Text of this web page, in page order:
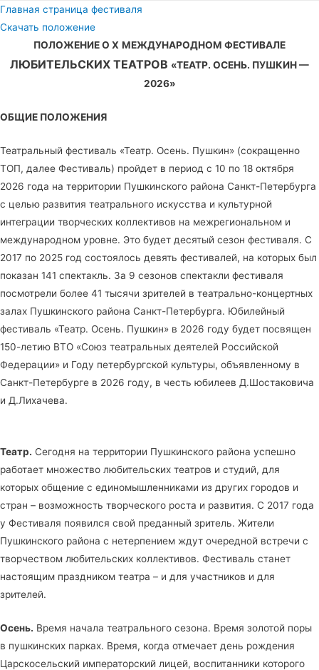
Главная страница фестиваля
Скачать положение
ПОЛОЖЕНИЕО X МЕЖДУНАРОДНОМ ФЕСТИВАЛЕ
ЛЮБИТЕЛЬСКИХ ТЕАТРОВ «ТЕАТР. ОСЕНЬ. ПУШКИН —
2026»
ОБЩИЕ ПОЛОЖЕНИЯ
Театральный фестиваль «Театр. Осень. Пушкин» (сокращенно
ТОП, далее Фестиваль) пройдет в период с 10 по 18 октября
2026 года на территории Пушкинского района Санкт-Петербурга
с целью развития театрального искусства и культурной
интеграции творческих коллективов на межрегиональном и
международном уровне. Это будет десятый сезон фестиваля. С
2017 по 2025 год состоялось девять фестивалей, на которых был
показан 141 спектакль. За 9 сезонов спектакли фестиваля
посмотрели более 41 тысячи зрителей в театрально-концертных
залах Пушкинского района Санкт-Петербурга. Юбилейный
фестиваль «Театр. Осень. Пушкин» в 2026 году будет посвящен
150-летию ВТО «Союз театральных деятелей Российской
Федерации» и Году петербургской культуры, объявленному в
Санкт-Петербурге в 2026 году, в честь юбилеев Д.Шостаковича
и Д.Лихачева.
Театр. Сегодня на территории Пушкинского района успешно
работает множество любительских театров и студий, для
которых общение с единомышленниками из других городов и
стран – возможность творческого роста и развития. С 2017 года
у Фестиваля появился свой преданный зритель. Жители
Пушкинского района с нетерпением ждут очередной встречи с
творчеством любительских коллективов. Фестиваль станет
настоящим праздником театра – и для участников и для
зрителей.
Осень. Время начала театрального сезона. Время золотой поры
в пушкинских парках. Время, когда отмечает день рождения
Царскосельский императорский лицей, воспитанники которого